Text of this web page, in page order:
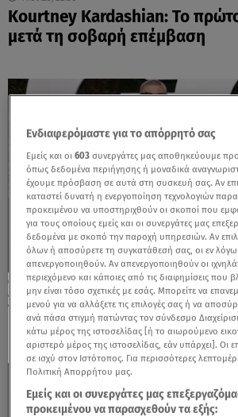
Kourtney Kardashian: Το
μετά τη σοβαρή επέμβαση
07.09.23, 09:37
Στο χειρουργείο η Kourtney
Κινδύνευσε να χάσει το μωρό
Ενδιαφερόμαστε για το απόρρητό σας
Εμείς και οι603 συνεργάτες μας αποθηκεύουμε
όπως δεδομένα περιήγησης ή μοναδικά
έχουμε πρόσβαση σε αυτά στη συσκευή σας. Αν
καταστεί δυνατή η ενεργοποίηση τεχνολογιών
προκειμένου να υποστηριχθούν οι σκοποί που
για τους οποίους εμείς και οι συνεργάτες μας
δεδομένα με σκοπό την παροχή υπηρεσιών. Αν
όλων ή αποσύρετε τη συγκατάθεσή σας, οι εν λόγω
απενεργοποιηθούν. Αν απενεργοποιηθούν οι
περιεχόμενο και κάποιες από τις διαφημίσεις που
μην είναι τόσο σχετικές με εσάς. Μπορείτε να
μενού για να αλλάξετε τις επιλογές σας ή να
ανά πάσα στιγμή πατώντας τον σύνδεσμο
κάτω μέρος της ιστοσελίδας [ή το αιωρούμενο
αριστερό μέρος της ιστοσελίδας, εάν υπάρχει]. Οι
σε ισχύ στον Ιστότοπος. Για περισσότερες
Πολιτική Απορρήτου μας.
Εμείς και οι συνεργάτες μας
προκειμένου να παρασχεθούν τα εξής: